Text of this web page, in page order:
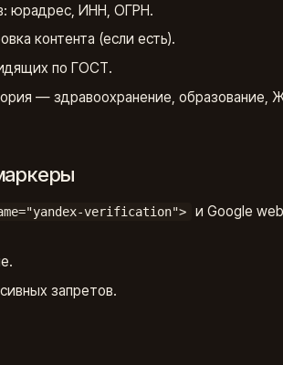
юрадрес, ИНН, ОГРН.
контента (если есть).
по ГОСТ.
— здравоохранение, образование,
verification">
и Google
запретов.